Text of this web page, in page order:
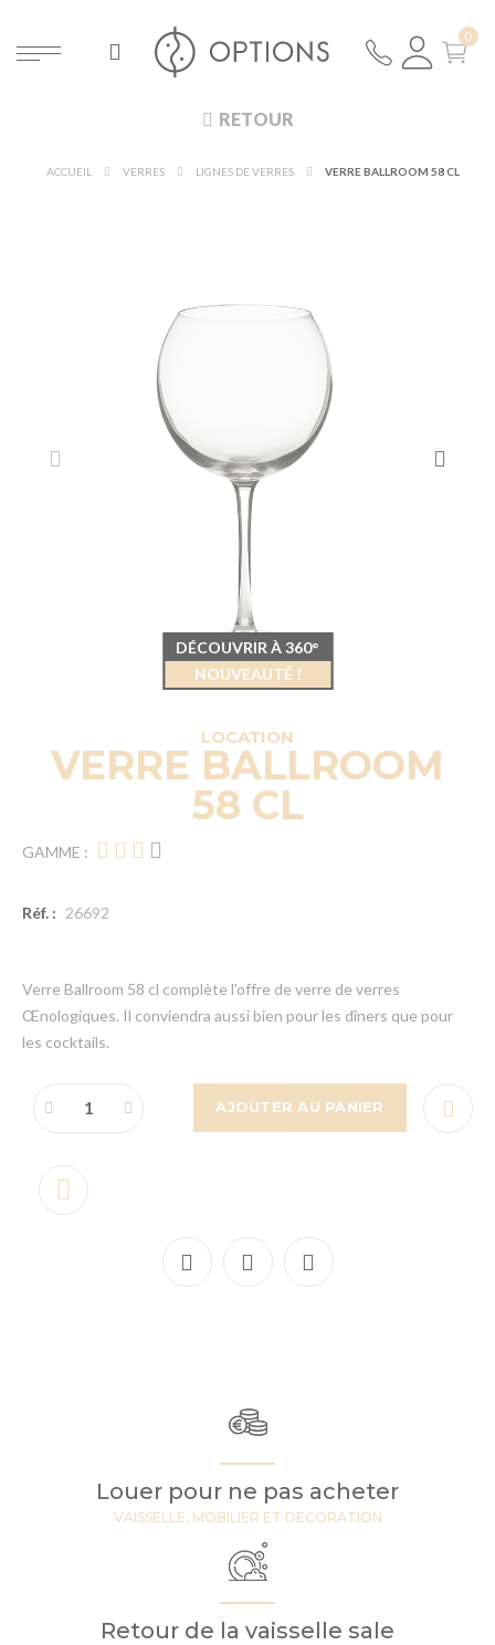
RETOUR
ACCUEIL VERRES LIGNES DE VERRES VERRE BALLROOM 58 CL
LOCATION
VERRE BALLROOM
58 CL
GAMME :
Réf. : 26692
Verre Ballroom 58 cl complète l'offre de verre de verres
Œnologiques. Il conviendra aussi bien pour les dîners que pour
les cocktails.
AJOUTER AU PANIER
DÉCOUVRIR À 360°
NOUVEAUTÉ !
Louer pour ne pas acheter
VAISSELLE, MOBILIER ET DECORATION
Retour de la vaisselle sale